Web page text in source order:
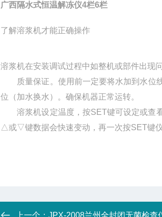
广西隔水式恒温解冻仪4栏6栏
了解溶浆机才能正确操作
溶浆机在安装调试过程中如整机或部件出现
质量保证。使用前一定要将水加到水位线
位（加水换水）。确保机器正常运转。
溶浆机设定温度，按SET键可设定或查看
△或▽键数据会快速变动，再一次按SET键
上一个： JPX-2008兰州全封闭无菌检查